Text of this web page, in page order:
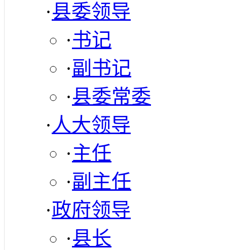
·县委领导
·书记
·副书记
·县委常委
· 人大领导
·主任
·副主任
·政府领导
·县长